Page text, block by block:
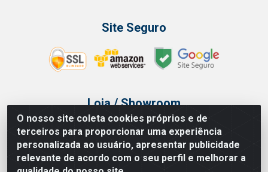
O nosso site coleta cookies próprios e de
terceiros para proporcionar uma experiência
personalizada ao usuário, apresentar publicidade
relevante de acordo com o seu perfil e melhorar a
Site Seguro
Loja / Showroom
Tel.: (11) 3314 6400
Av Vautier, 468 - Pari - São Paulo/SP